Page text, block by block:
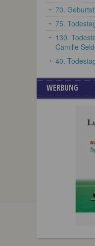
70.
75.
130.
Camille
40.
WERBUNG